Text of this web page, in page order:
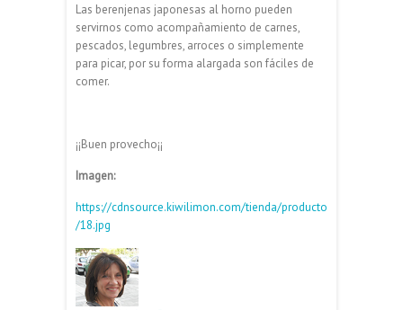
Las berenjenas japonesas al horno pueden
servirnos como acompañamiento de carnes,
pescados, legumbres, arroces o simplemente
para picar, por su forma alargada son fáciles de
comer.
¡¡Buen provecho¡¡
Imagen:
https://cdnsource.kiwilimon.com/tienda/producto
/18.jpg